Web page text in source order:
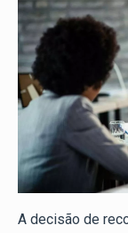
A decisão de